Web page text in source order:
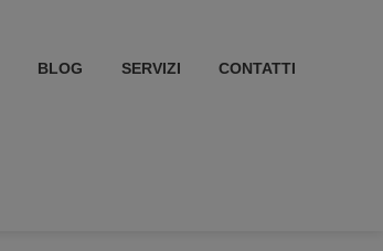
BLOG SERVIZI CONTATTI